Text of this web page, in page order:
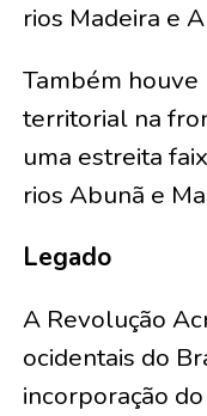
rios Madeira e
Também
territorial na
uma estreita
rios Abunã e
Legado
A Revolução
ocidentais do
incorporação